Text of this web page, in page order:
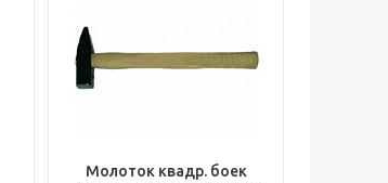
Молоток квадр. боек